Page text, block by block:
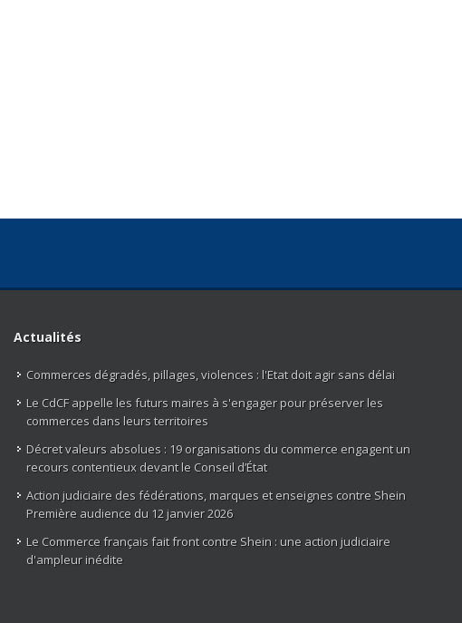
Actualités
Commerces dégradés, pillages, violences : l'Etat doit agir sans délai
Le CdCF appelle les futurs maires à s'engager pour préserver les
commerces dans leurs territoires
Décret valeurs absolues : 19 organisations du commerce engagent un
recours contentieux devant le Conseil d’État
Action judiciaire des fédérations, marques et enseignes contre Shein
Première audience du 12 janvier 2026
Le Commerce français fait front contre Shein : une action judiciaire
d'ampleur inédite